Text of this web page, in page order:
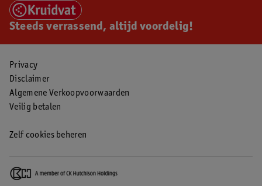
Steeds verrassend, altijd voordelig!
Privacy
Disclaimer
Algemene Verkoopvoorwaarden
Veilig betalen
Zelf cookies beheren